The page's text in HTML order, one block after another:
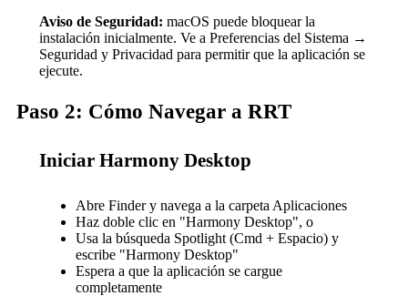
Aviso de Seguridad: macOS puede bloquear la
instalación inicialmente. Ve a Preferencias del Sistema →
Seguridad y Privacidad para permitir que la aplicación se
ejecute.
Paso 2: Cómo Navegar a RRT
Iniciar Harmony Desktop
Abre Finder y navega a la carpeta Aplicaciones
Haz doble clic en "Harmony Desktop", o
Usa la búsqueda Spotlight (Cmd + Espacio) y
escribe "Harmony Desktop"
Espera a que la aplicación se cargue
completamente